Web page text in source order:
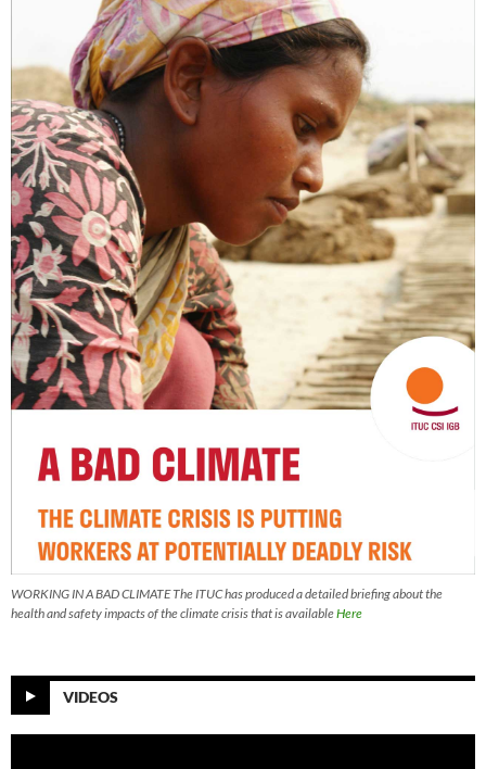
WORKING IN A BAD CLIMATE The ITUC has produced a detailed briefing about the
health and safety impacts of the climate crisis that is availableHere
VIDEOS